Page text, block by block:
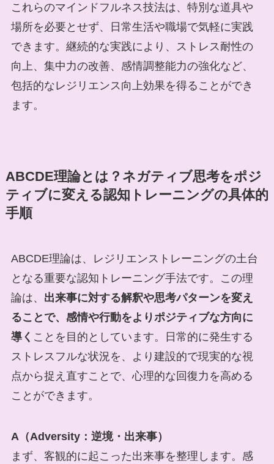
これらのマインドフルネス技法は、特別な道具や
場所を必要とせず、日常生活や職場で気軽に実践
できます。継続的な実践により、ストレス耐性の
向上、集中力の改善、感情調整能力の強化など、
包括的なレジリエンス向上効果を得ることができ
ます。
ABCDE理論とは？ネガティブ思考をポジ
ティブに変える認知トレーニングの具体的
手順
ABCDE理論は、レジリエンストレーニングの土台
となる重要な認知トレーニング手法です。この理
論は、 出来事に対する解釈や思考パターンを変え
ることで、感情や行動をよりポジティブな方向に
導く ことを目的としています。日常的に発生する
ストレスフルな状況を、より建設的で現実的な視
点から捉え直すことで、心理的な回復力を高める
ことができます。
A（Adversity：逆境・出来事）
まず、客観的に起こった出来事を整理します。感